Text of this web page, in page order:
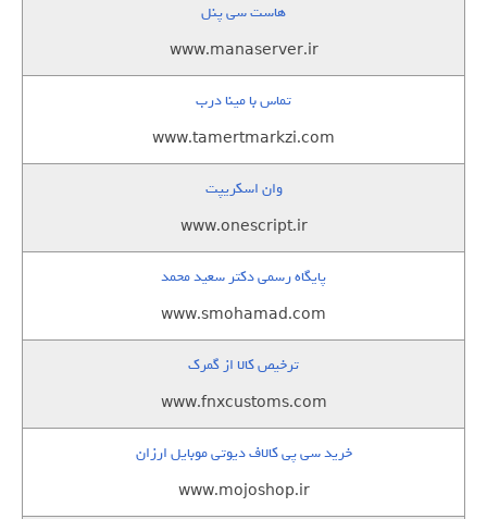
هاست سی پنل
www.manaserver.ir
تماس با مینا درب
www.tamertmarkzi.com
وان اسکریپت
www.onescript.ir
پایگاه رسمی دکتر سعید محمد
www.smohamad.com
ترخیص کالا از گمرک
www.fnxcustoms.com
خرید سی پی کالاف دیوتی موبایل ارزان
www.mojoshop.ir